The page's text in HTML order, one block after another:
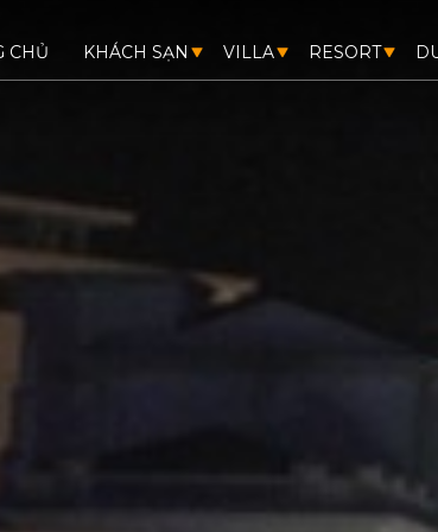
CHỦ KHÁCH SẠN VILLA RESORT